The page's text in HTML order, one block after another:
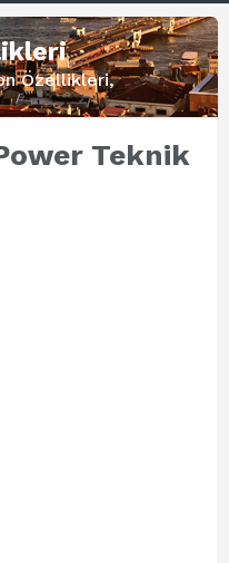
Özellikleri,
Teknik